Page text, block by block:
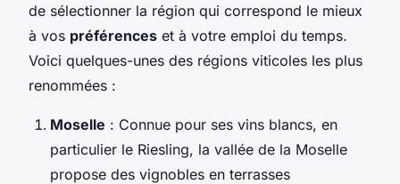
de sélectionner la région qui correspond le mieux
à vos préférences et à votre emploi du temps.
Voici quelques-unes des régions viticoles les plus
renommées :
Moselle : Connue pour ses vins blancs, en
particulier le Riesling, la vallée de la Moselle
propose des vignobles en terrasses